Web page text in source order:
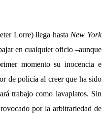
Lorre) llega hasta New York
en cualquier oficio –aunque
momento su inocencia e
de policía al creer que ha sido
trabajo como lavaplatos. Sin
por la arbitrariedad de